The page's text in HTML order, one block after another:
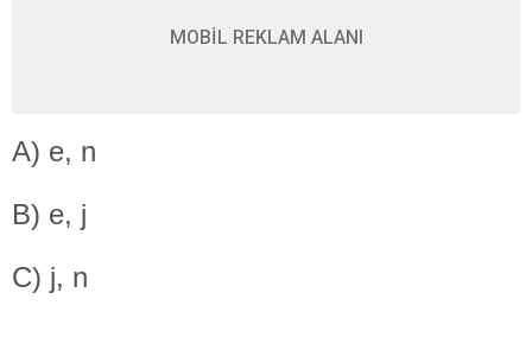
MOBİL REKLAM ALANI
A) e, n
B) e, j
C) j, n